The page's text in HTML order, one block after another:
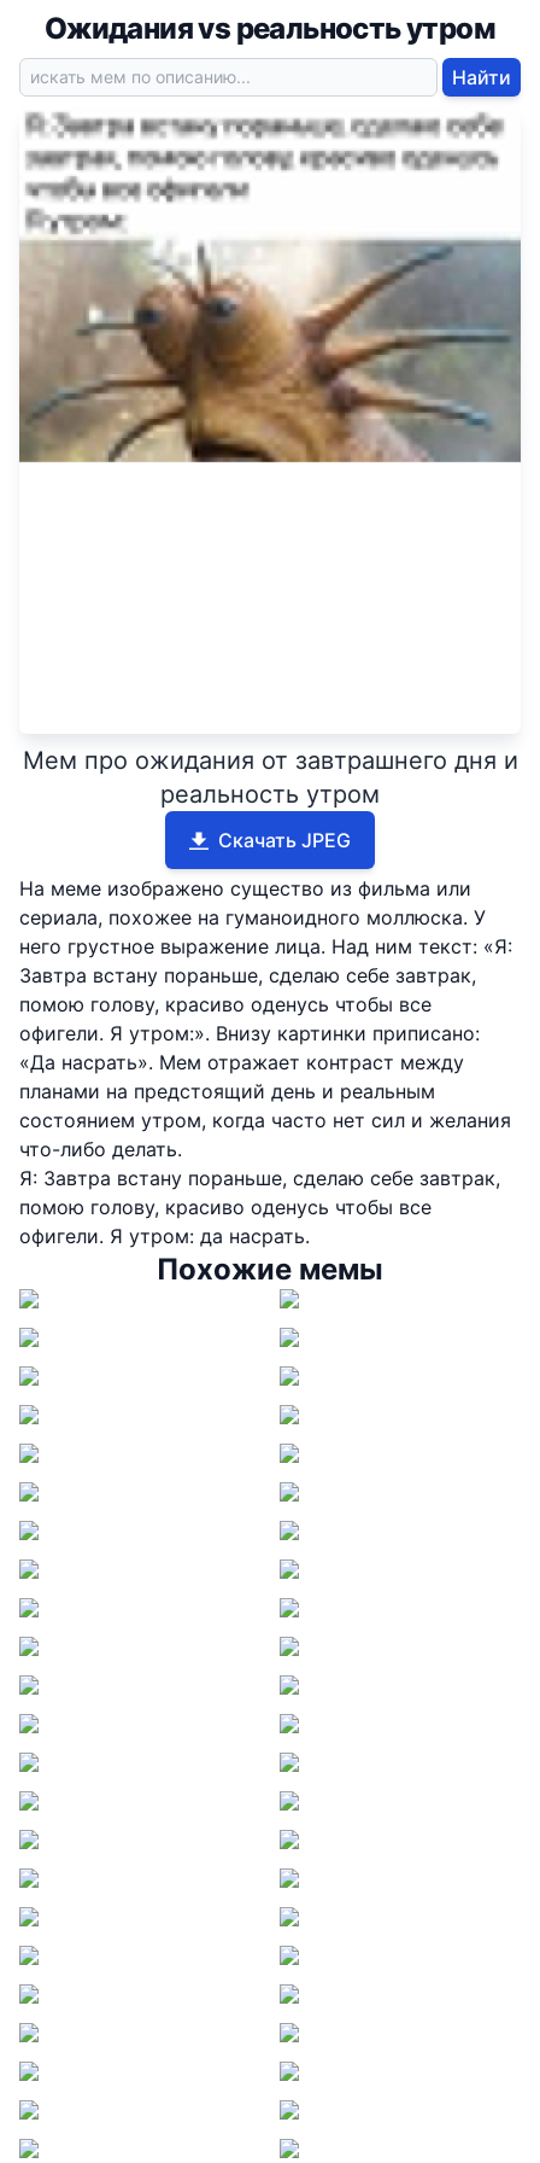
Ожидания vs реальность утром
Найти
Мем про ожидания от завтрашнего дня и
реальность утром
Скачать JPEG
На меме изображено существо из фильма или
сериала, похожее на гуманоидного моллюска. У
него грустное выражение лица. Над ним текст: «Я:
Завтра встану пораньше, сделаю себе завтрак,
помою голову, красиво оденусь чтобы все
офигели. Я утром:». Внизу картинки приписано:
«Да насрать». Мем отражает контраст между
планами на предстоящий день и реальным
состоянием утром, когда часто нет сил и желания
что-либо делать.
Я: Завтра встану пораньше, сделаю себе завтрак,
помою голову, красиво оденусь чтобы все
офигели. Я утром: да насрать.
Похожие мемы